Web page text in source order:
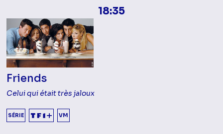
18:35
Friends
Celui qui était très jaloux
SÉRIE VM